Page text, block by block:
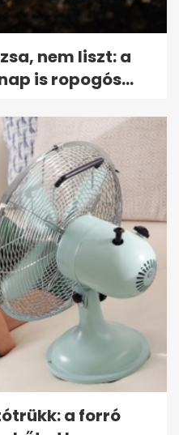
nem liszt: a
is ropogós...
a forró